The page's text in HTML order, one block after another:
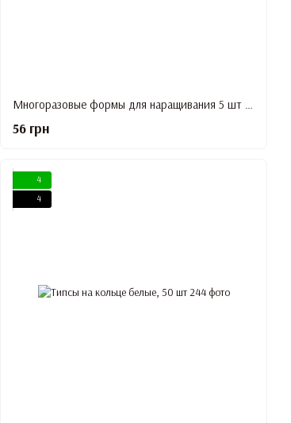
56 грн
4
4